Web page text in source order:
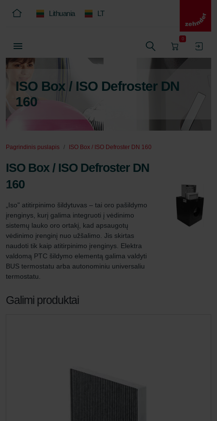
Lithuania LT
0
ISO Box / ISO Defroster DN
160
Pagrindinis puslapis ISO Box / ISO Defroster DN 160
ISO Box / ISO Defroster DN
160
„Iso" atitirpinimo šildytuvas – tai oro pašildymo
įrenginys, kurį galima integruoti į vėdinimo
sistemų lauko oro ortakį, kad apsaugotų
vėdinimo įrenginį nuo užšalimo. Jis skirtas
naudoti tik kaip atitirpinimo įrenginys. Elektra
valdomą PTC šildymo elementą galima valdyti
BUS termostatu arba autonominiu universaliu
termostatu.
Galimi produktai